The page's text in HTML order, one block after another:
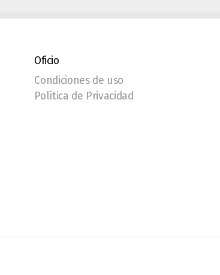
Oficio
Condiciones de uso
Política de Privacidad